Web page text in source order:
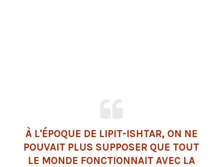
À L'ÉPOQUE DE LIPIT-ISHTAR, ON NE
POUVAIT PLUS SUPPOSER QUE TOUT
LE MONDE FONCTIONNAIT AVEC LA